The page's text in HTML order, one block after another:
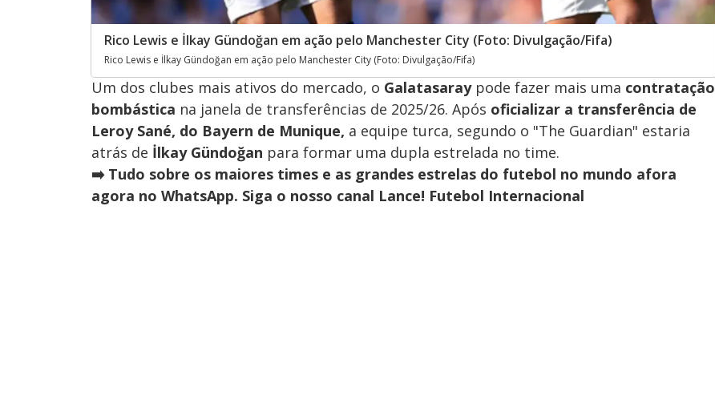
Rico Lewis e İlkay Gündoğan em ação pelo Manchester City (Foto: Divulgação/Fifa)
Rico Lewis e İlkay Gündoğan em ação pelo Manchester City (Foto: Divulgação/Fifa)
Um dos clubes mais ativos do mercado, o Galatasaraypode fazer mais uma contratação
bombástica na janela de transferências de 2025/26. Após oficializar a transferência de
Leroy Sané, do Bayern de Munique, a equipe turca, segundo o "The Guardian" estaria
atrás de İlkay Gündoğan para formar uma dupla estrelada no time.
➡️ Tudo sobre os maiores times e as grandes estrelas do futebol no mundo afora
agora no WhatsApp. Siga o nosso canal Lance! Futebol Internacional